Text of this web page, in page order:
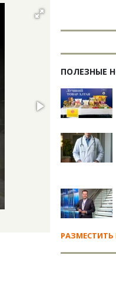
ПОЛЕЗНЫЕ